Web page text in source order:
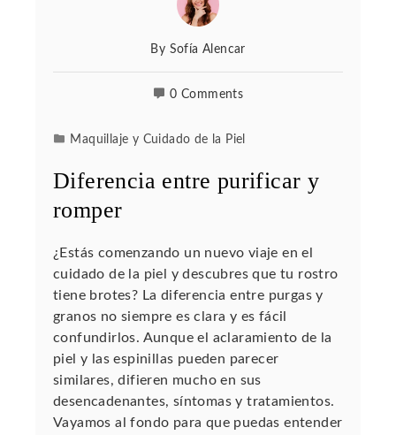
By Sofía Alencar
0 Comments
Maquillaje y Cuidado de la Piel
Diferencia entre purificar y
romper
¿Estás comenzando un nuevo viaje en el
cuidado de la piel y descubres que tu rostro
tiene brotes? La diferencia entre purgas y
granos no siempre es clara y es fácil
confundirlos. Aunque el aclaramiento de la
piel y las espinillas pueden parecer
similares, difieren mucho en sus
desencadenantes, síntomas y tratamientos.
Vayamos al fondo para que puedas entender